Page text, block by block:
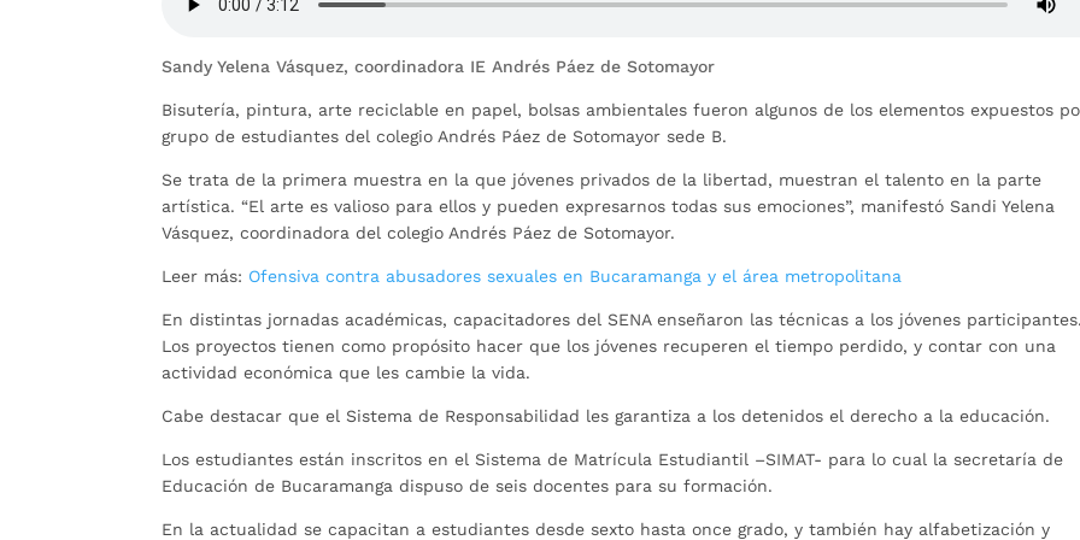
Sandy Yelena Vásquez, coordinadora IE Andrés Páez de Sotomayor
Bisutería, pintura, arte reciclable en papel, bolsas ambientales fueron algunos de los elementos expuestos
grupo de estudiantes del colegio Andrés Páez de Sotomayor sede B.
Se trata de la primera muestra en la que jóvenes privados de la libertad, muestran el talento en la parte
artística. “El arte es valioso para ellos y pueden expresarnos todas sus emociones”, manifestó Sandi Yelena
Vásquez, coordinadora del colegio Andrés Páez de Sotomayor.
Leer más: Ofensiva contra abusadores sexuales en Bucaramanga y el área metropolitana
En distintas jornadas académicas, capacitadores del SENA enseñaron las técnicas a los jóvenes participantes.
Los proyectos tienen como propósito hacer que los jóvenes recuperen el tiempo perdido, y contar con una
actividad económica que les cambie la vida.
Cabe destacar que el Sistema de Responsabilidad les garantiza a los detenidos el derecho a la educación.
Los estudiantes están inscritos en el Sistema de Matrícula Estudiantil –SIMAT- para lo cual la secretaría de
Educación de Bucaramanga dispuso de seis docentes para su formación.
En la actualidad se capacitan a estudiantes desde sexto hasta once grado, y también hay alfabetización y